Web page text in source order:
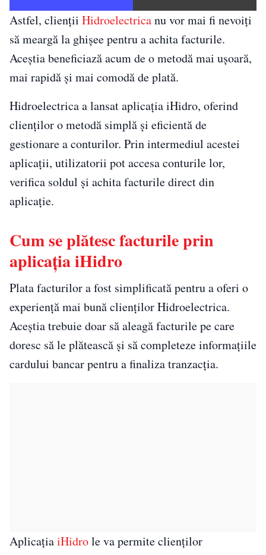
Astfel, clienții Hidroelectricanu vor mai fi nevoiți
să meargă la ghișee pentru a achita facturile.
Aceștia beneficiază acum de o metodă mai ușoară,
mai rapidă și mai comodă de plată.
Hidroelectrica a lansat aplicația iHidro, oferind
clienților o metodă simplă și eficientă de
gestionare a conturilor. Prin intermediul acestei
aplicații, utilizatorii pot accesa conturile lor,
verifica soldul și achita facturile direct din
aplicație.
Cum se plătesc facturile prin
aplicația iHidro
Plata facturilor a fost simplificată pentru a oferi o
experiență mai bună clienților Hidroelectrica.
Aceștia trebuie doar să aleagă facturile pe care
doresc să le plătească și să completeze informațiile
cardului bancar pentru a finaliza tranzacția.
AplicațiaiHidrole va permite clienților